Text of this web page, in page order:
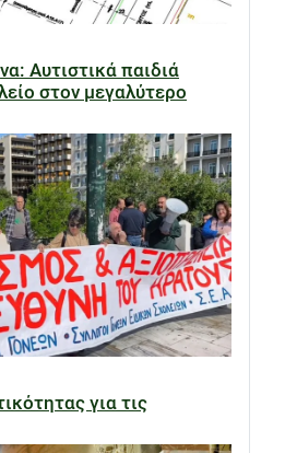
Αυτιστικά παιδιά
στον μεγαλύτερο
για τις